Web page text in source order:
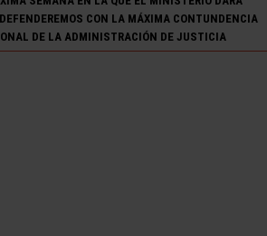
CON LA MÁXIMA CONTUNDENCIA
DE LA ADMINISTRACIÓN DE JUSTICIA